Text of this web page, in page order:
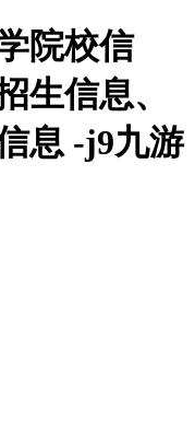
院校信
生信息、
息 -j9九游